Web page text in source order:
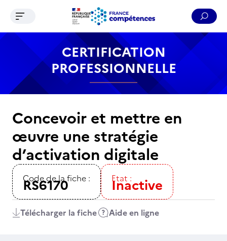
Contenu Recherche Menu Pied de page
Ouvrir le menu de navigation
CERTIFICATION
PROFESSIONNELLE
Concevoir et mettre en
œuvre une stratégie
d’activation digitale
Code de la fiche :
RS6170 Etat :
Inactive
Télécharger la fiche Aide en ligne